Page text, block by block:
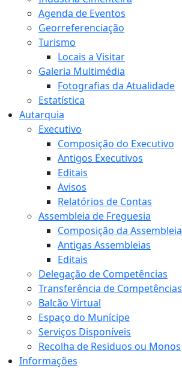
Agenda de Eventos
Georreferenciação
Turismo
Locais a Visitar
Galeria Multimédia
Fotografias da Atualidade
Estatística
Autarquia
Executivo
Composição do Executivo
Antigos Executivos
Editais
Avisos
Relatórios de Contas
Assembleia de Freguesia
Composição da Assembleia
Antigas Assembleias
Editais
Delegação de Competências
Transferência de Competências
Balcão Virtual
Espaço do Munícipe
Serviços Disponíveis
Recolha de Residuos ou Monos
Informações